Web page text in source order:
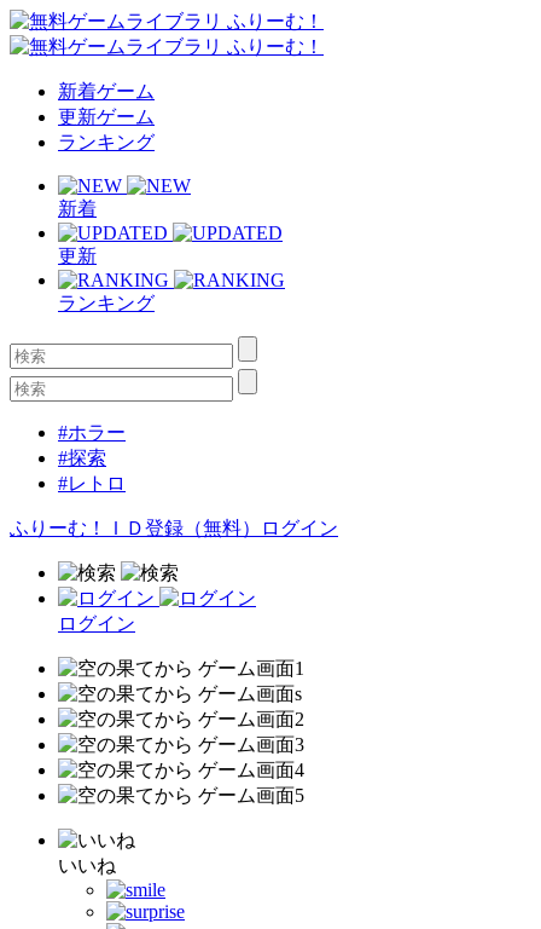
新着ゲーム
更新ゲーム
ランキング
新着
更新
ランキング
#ホラー
#探索
#レトロ
ふりーむ！ＩＤ登録（無料） ログイン
ログイン
いいね